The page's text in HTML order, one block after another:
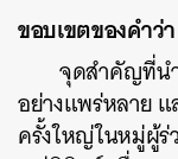
ขอบเขตของคำว่า
จุดสำคัญที่น
อย่างแพร่หลาย
ครั้งใหญ่ในหมู่ผู้